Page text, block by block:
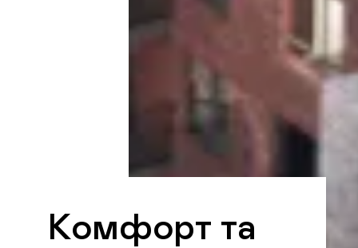
Комфорт та